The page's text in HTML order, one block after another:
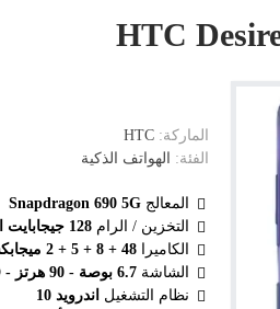
الماركة: HTC
الفئة:
الهواتف الذكية
المعالج Snapdragon 690 5G
التخزين / الرام 128 جيجابايت الرام 8 جيجابايت
الكاميرا
48 + 8 + 5 + 2 ميجابكسل
الشاشة 6.7 بوصة - 90 هرتز - IPS LCD
نظام التشغيل اندرويد 10